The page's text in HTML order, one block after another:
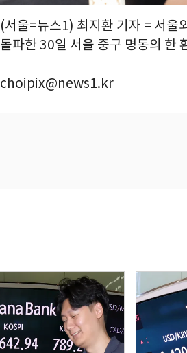
(서울=뉴스1) 최지환 기자 = 서
돌파한 30일 서울 중구 명동의 한
choipix@news1.kr